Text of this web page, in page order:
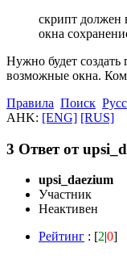
скрипт должен
окна
Нужно будет создать
возможные окна.
Правила Поиск
AHK: [ENG] [RUS]
3 Ответ от
upsi_daezium
Участник
Неактивен
Рейтинг : [2|0]